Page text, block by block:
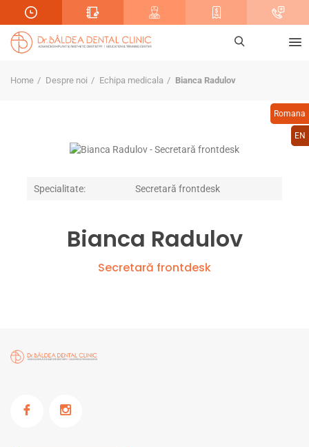
Romana
EN
Home Despre noi Echipa medicala Bianca Radulov
Specialitate: Secretară frontdesk
Bianca Radulov
Secretară frontdesk